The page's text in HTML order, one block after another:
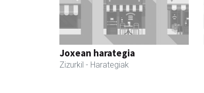
Joxean harategia
Zizurkil - Harategiak